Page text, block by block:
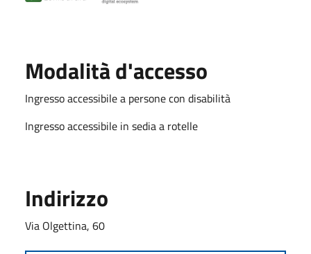
Modalità d'accesso
Ingresso accessibile a persone con disabilità
Ingresso accessibile in sedia a rotelle
Indirizzo
Via Olgettina, 60